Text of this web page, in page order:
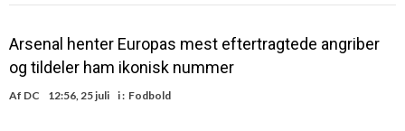
Arsenal henter Europas mest eftertragtede angriber
og tildeler ham ikonisk nummer
Af DC 12:56, 25 juli i : Fodbold